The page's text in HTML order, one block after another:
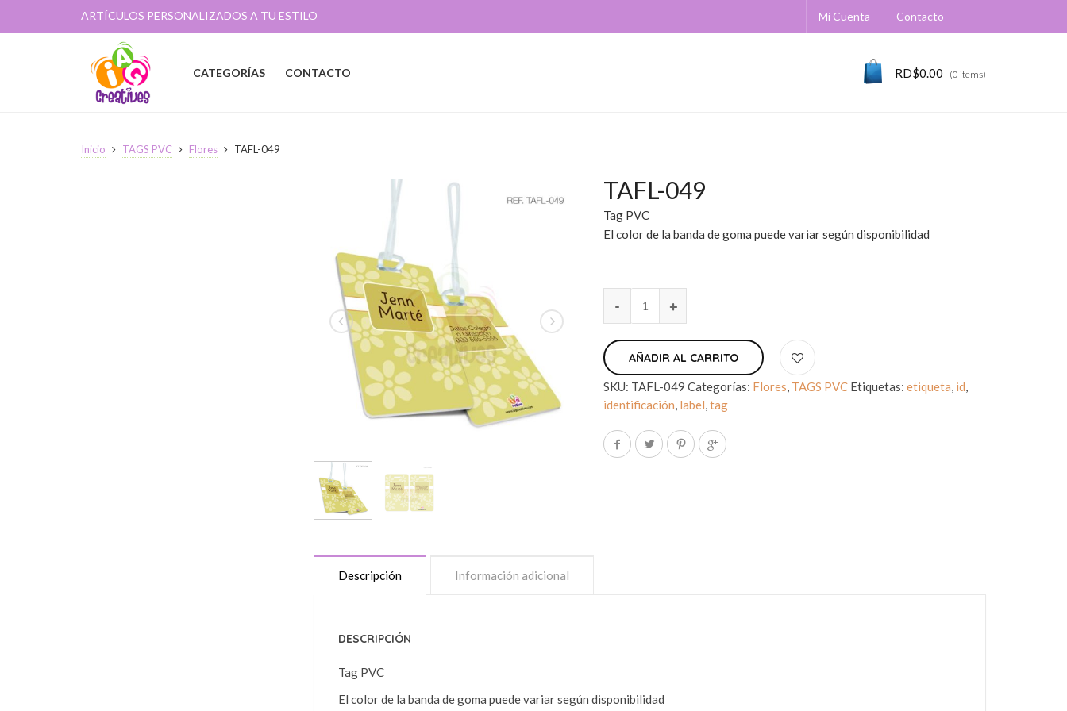
ARTÍCULOS PERSONALIZADOS A TU ESTILO Mi Cuenta Contacto
RD$0.00 (0 items)
CATEGORÍAS CONTACTO
Inicio TAGS PVC Flores TAFL-049
TAFL-049
Tag PVC
El color de la banda de goma puede variar según disponibilidad
AÑADIR AL CARRITO
SKU: TAFL-049 Categorías: Flores, TAGS PVC Etiquetas:etiqueta, id,
identificación, label,tag
Descripción Información adicional
DESCRIPCIÓN
Tag PVC
El color de la banda de goma puede variar según disponibilidad